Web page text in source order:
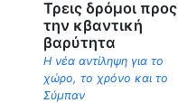
Τρεις δρόμοι προς
την κβαντική
βαρύτητα
Η νέα αντίληψη για το
χώρο, το χρόνο και το
Σύμπαν